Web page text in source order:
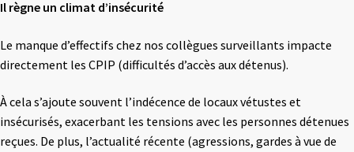
Il règne un climat d’insécurité
Le manque d’effectifs chez nos collègues surveillants impacte
directement les CPIP (difficultés d’accès aux détenus).
À cela s’ajoute souvent l’indécence de locaux vétustes et
insécurisés, exacerbant les tensions avec les personnes détenues
reçues. De plus, l’actualité récente (agressions, gardes à vue de